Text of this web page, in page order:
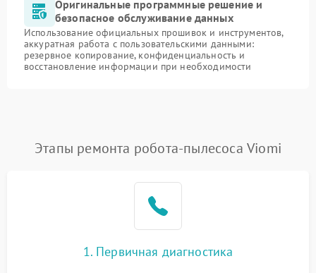
Оригинальные программные решение и
безопасное обслуживание данных
Использование официальных прошивок и инструментов,
аккуратная работа с пользовательскими данными:
резервное копирование, конфиденциальность и
восстановление информации при необходимости
Этапы ремонта робота-пылесоса Viomi
1. Первичная диагностика